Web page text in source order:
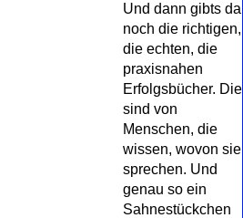
Und dann gibts da
noch die richtigen,
die echten, die
praxisnahen
Erfolgsbücher. Die
sind von
Menschen, die
wissen, wovon sie
sprechen. Und
genau so ein
Sahnestückchen